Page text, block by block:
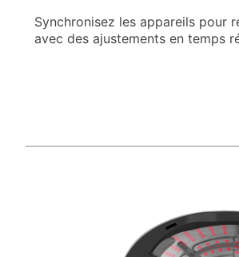
Synchronisez les appareils pour
avec des ajustements en temps